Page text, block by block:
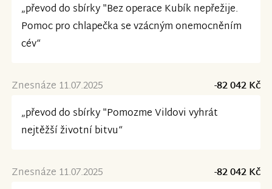
„převod do sbírky "Bez operace Kubík nepřežije.
Pomoc pro chlapečka se vzácným onemocněním
cév“
Znesnáze 11.07.2025
-82 042 Kč
„převod do sbírky "Pomozme Vildovi vyhrát
nejtěžší životní bitvu“
Znesnáze 11.07.2025
-82 042 Kč